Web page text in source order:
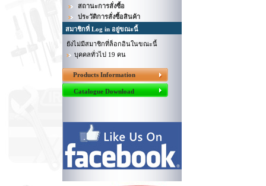
สถานะการสั่งซื้อ
ประวัติการสั่งซื้อสินค้า
สมาชิกที่ Log in อยู่ขณะนี้
ยังไม่มีสมาชิกที่ล็อกอินในขณะนี้
บุคคลทั่วไป 19 คน
Products Information
Catalogue Download